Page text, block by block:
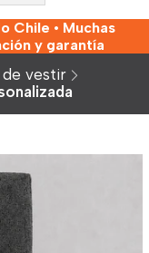
Chile • Muchas
y garantía
de vestir